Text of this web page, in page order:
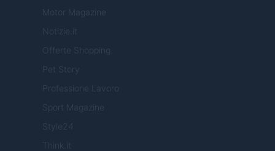
Motor Magazine
Notizie.it
Offerte Shopping
Pet Story
Professione Lavoro
Sport Magazine
Style24
Think.it